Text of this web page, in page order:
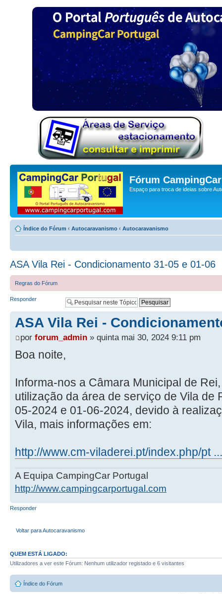
Fórum
Espaço para troca de ideias sobre
Índice do Fórum ‹ Autocaravanismo ‹ Autocaravanismo
ASA Vila Rei - Condicionamento 31-05 e 01-06
Regras do Fórum
Responder
ASA Vila Rei -
por forum_admin » quinta mai 30, 2024 9:11 pm
Boa noite,
Informa-nos a Câmara Municipal de
utilização da área de serviço de Vila de
05-2024 e 01-06-2024, devido à
Vila, mais informações em:
http://www.cm-viladerei.pt/index.php/pt
A Equipa CampingCar Portugal
http://www.campingcarportugal.com
Responder
Voltar para Autocaravanismo
QUEM ESTÁ LIGADO:
Utilizadores a ver este Fórum: Nenhum utilizador registado e 6 visitantes
Índice do Fórum